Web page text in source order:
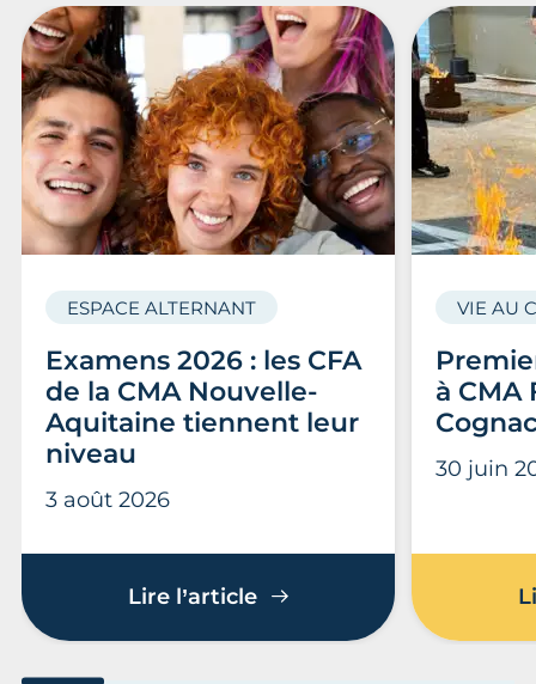
Examens 2026 : les CFA
de la CMA Nouvelle-
Aquitaine tiennent leur
niveau
ESPACE ALTERNANT
3 août 2026
Lire l’articleExamens 2026 : les CFA
à CMA
VIE AU
30 juin